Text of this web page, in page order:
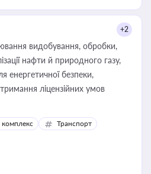
+2
видобування, обробки,
нафти й природного газу,
енергетичної безпеки,
ліцензійних умов
комплекс
Транспорт